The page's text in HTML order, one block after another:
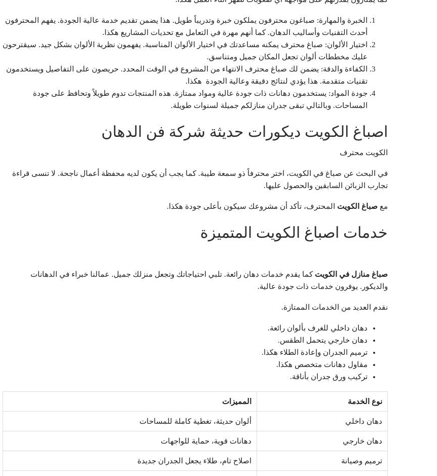
الخبرة والمهارة: صباغون محترفون يملكون خبرة وتدريباً طويل. هذا يضمن تقديم خدمة عالية الجودة. يفهم المحترفون
أحدث التقنيات وأساليب الدهان. كما أنهم مهرة في التعامل مع تحديات المشاريع هكذا.
اختيار الألوان: صباغ محترف يمكنه مساعدتك في اختيار الألوان المناسبة. يفهمون نظرية الألوان بشكل جيد. سيقترحون
عليك مخططات ألوان تجعل المكان جميل ومتناسق.
الكفاءة والدقة: يضمن لك صباغ محترف الانتهاء من المشروع في الوقت المحدد. حريصون على التفاصيل ويستخدمون
تقنيات متقدمة. هذا يؤدي لنتائج دقيقة وعالية الجودة هكذا.
جودة المواد: يستخدمون دهانات ذات جودة عالية ومواد ممتازة. هذه المنتجات تدوم طويلاً وتحافظ على جودة
المساحات. وبالتالي تبقى جدران منازلكم جميلة لسنوات طويلة.
اصباغ الكويت ديكورات حديثة شركة فن الدهان
الكويت محترف
في البحث عن صباغ في الكويت، اختر محترفاً ذو سمعة طيبة. كما يجب أن يكون لديه محفظة أعمال ناجحة. لا تنسى قراءة
تجارب الزبائن السابقين والحصول عليها.
مع صباغ الكويت المحترف، تأكد أن مشروعك سيكون بأعلى جودة هكذا.
خدمات اصباغ الكويت المتميزة
صباغ منازل في الكويت كما يقدم خدمات دهان رائعة. تلبي احتياجاتك وتجعل منزلك جميل. عمالنا خبراء في الدهانات
والديكور. يوفرون خدمات ذات جودة عالية.
نقدم العديد من الخدمات الممتازة.
دهان داخلي للغرف بألوان رائعة.
دهان خارجي يتحمل الطقس.
ترميم الجدران وإعادة الطلاء هكذا.
مقاول دهانات متخصص هكذا.
تركيب ورق جدران بأناقة.
نوع الخدمة المميزات
دهان داخلي ألوان حديثة، تغطية كاملة للمساحات
دهان خارجي دهانات قوية، حماية للواجهات
ترميم وصيانة اصلاح تام، طلاء يجعل الجدران جديدة